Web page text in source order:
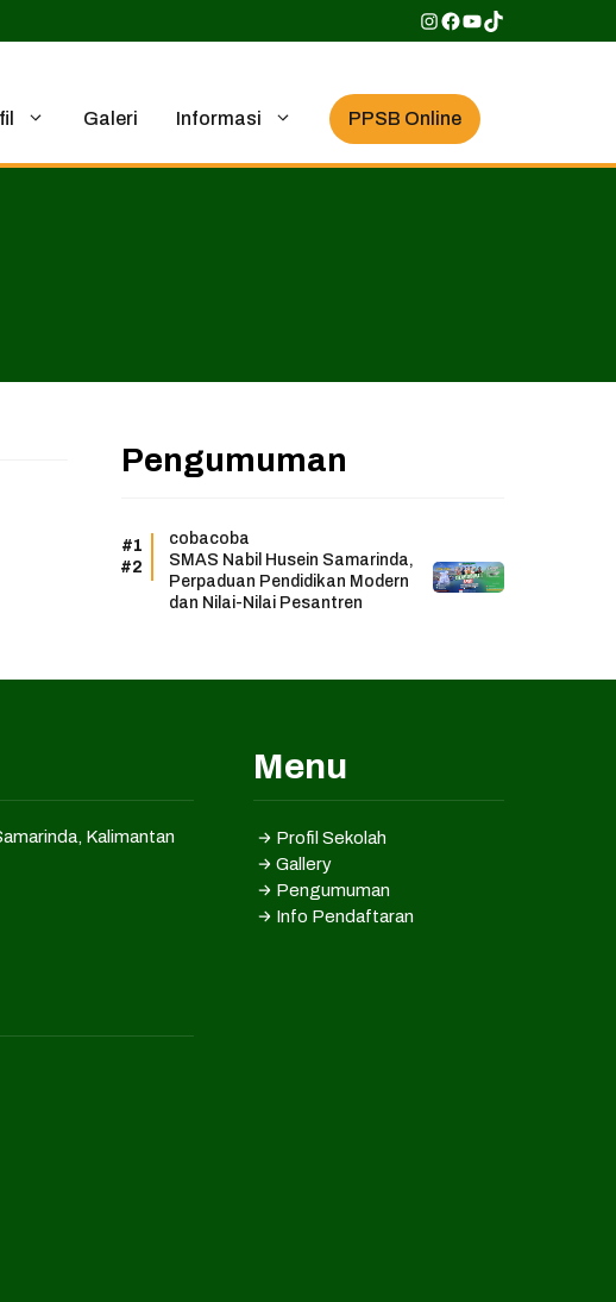
Instagram
Facebook
YouTube
TikTok
Galeri Informasi PPSB Online
Pengumuman
cobacoba
SMAS Nabil Husein Samarinda,
Perpaduan Pendidikan Modern
dan Nilai-Nilai Pesantren
Kalimantan
Menu
Profil Sekolah
Gallery
Pengumuman
Info Pendaftaran